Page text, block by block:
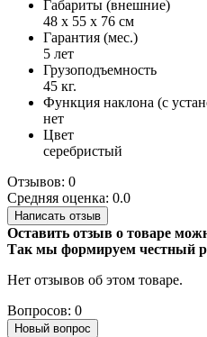
Габариты (внешние)
48 x 55 x 76 см
Гарантия (мес.)
5 лет
Грузоподъемность
45 кг.
Функция наклона (с
нет
Цвет
серебристый
Отзывов: 0
Средняя оценка: 0.0
Написать отзыв
Оставить отзыв о товаре
Так мы формируем честный
Нет отзывов об этом товаре.
Вопросов: 0
Новый вопрос